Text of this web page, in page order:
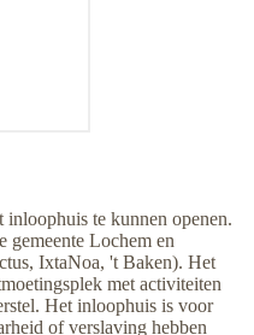
te kunnen openen.
gemeente Lochem en
IxtaNoa, 't Baken). Het
met activiteiten
Het inloophuis is voor
of verslaving hebben